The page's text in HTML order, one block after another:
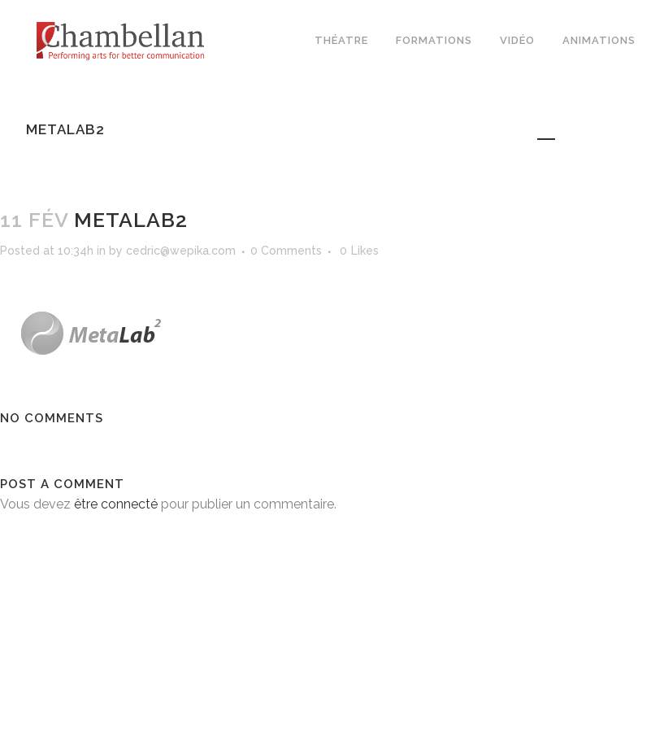
THÉATRE FORMATIONS VIDÉO ANIMATIONS
METALAB2
11 FÉV METALAB2
Posted at 10:34h in by cedric@wepika.com 0 Comments 0 Likes
NO COMMENTS
POST A COMMENT
Vous devez être connecté pour publier un commentaire.